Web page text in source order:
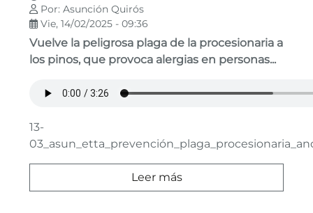
Por: Asunción Quirós
Vie, 14/02/2025 - 09:36
Vuelve la peligrosa plaga de la procesionaria a
los pinos, que provoca alergias en personas...
Leer más
13-